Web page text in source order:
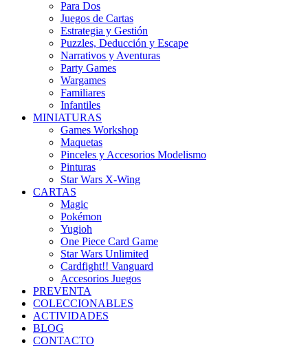
Para Dos
Juegos de Cartas
Estrategia y Gestión
Puzzles, Deducción y Escape
Narrativos y Aventuras
Party Games
Wargames
Familiares
Infantiles
MINIATURAS
Games Workshop
Maquetas
Pinceles y Accesorios Modelismo
Pinturas
Star Wars X-Wing
CARTAS
Magic
Pokémon
Yugioh
One Piece Card Game
Star Wars Unlimited
Cardfight!! Vanguard
Accesorios Juegos
PREVENTA
COLECCIONABLES
ACTIVIDADES
BLOG
CONTACTO